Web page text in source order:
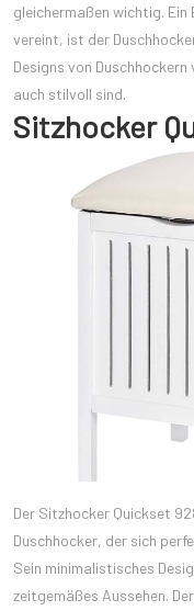
gleichermaßen wichtig.
vereint, ist der
Designs von
auch stilvoll sind.
Sitzhocker
Der Sitzhocker Quickset
Duschhocker, der sich
Sein minimalistisches
zeitgemäßes Aussehen.